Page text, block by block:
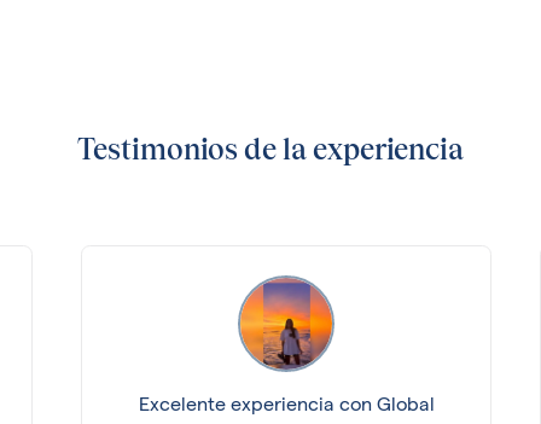
Testimonios de la experiencia
Excelente experiencia con Global